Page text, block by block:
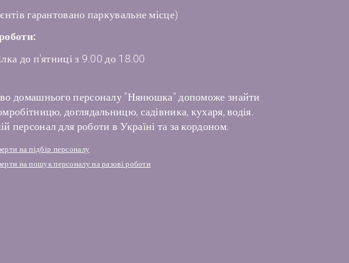
гарантовано паркувальне місце)
до п'ятниці з 9.00 до 18.00
домашнього персоналу "Нянюшка" допоможе знайти
доглядальницю, садівника, кухаря, водія.
персонал для роботи в Україні та за кордоном.
на підбір персоналу
на пошук персоналу на разові роботи